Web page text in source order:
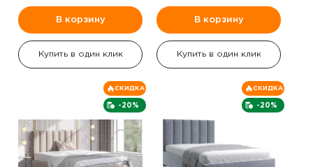
В корзину
Купить в один клик
В корзину
Купить в один клик
-20%
СКИДКА
-20%
СКИДКА